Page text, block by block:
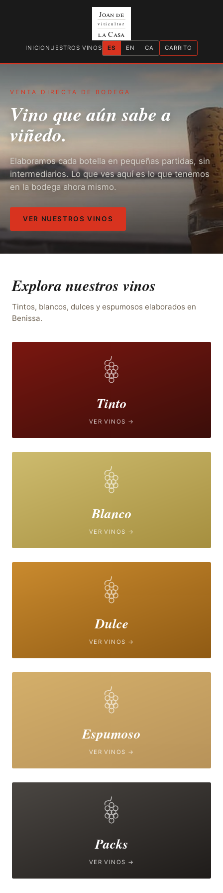
Joan de
viticultor
la Casa
INICIO NUESTROS VINOS ES EN CA CARRITO
VENTA DIRECTA DE BODEGA
Vino que aún sabe a
viñedo.
Elaboramos cada botella en pequeñas partidas, sin
intermediarios. Lo que ves aquí es lo que tenemos
en la bodega ahora mismo.
VER NUESTROS VINOS
Explora nuestros vinos
Tintos, blancos, dulces y espumosos elaborados en
Benissa.
Tinto
VER VINOS →
Blanco
VER VINOS →
Dulce
VER VINOS →
Espumoso
VER VINOS →
Packs
VER VINOS →